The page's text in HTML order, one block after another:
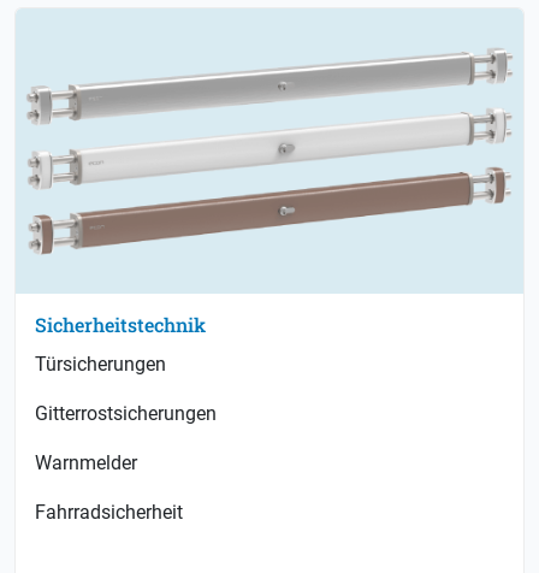
Sicherheitstechnik
Türsicherungen
Gitterrostsicherungen
Warnmelder
Fahrradsicherheit